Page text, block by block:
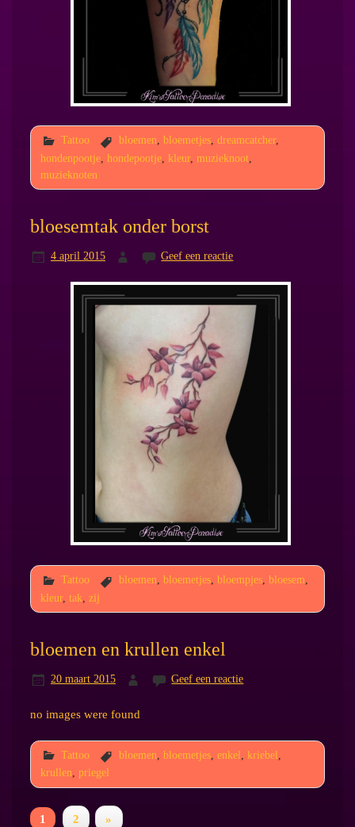
Tattoo bloemen bloemetjes, dreamcatcher,
hondenpootje, hondepootje, kleur, muzieknoot,
muzieknoten
bloesemtak onder borst
4 april 2015 Geef een reactie
Tattoo bloemen bloemetjes, bloempjes, bloesem
kleur, tak zij
bloemen en krullen enkel
20 maart 2015 Geef een reactie
no images were found
Tattoo bloemen bloemetjes, enkel kriebel
krullen, priegel
1 2 »